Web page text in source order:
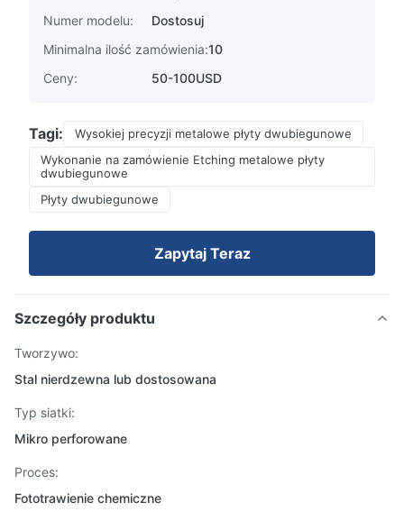
Numer modelu:
Dostosuj
Minimalna ilość zamówienia:10
Ceny:
50-100USD
Tagi:
Wysokiej precyzji metalowe płyty dwubiegunowe
Wykonanie na zamówienie Etching metalowe płyty
dwubiegunowe
Płyty dwubiegunowe
Zapytaj Teraz
Szczegóły produktu
Tworzywo:
Stal nierdzewna lub dostosowana
Typ siatki:
Mikro perforowane
Proces:
Fototrawienie chemiczne